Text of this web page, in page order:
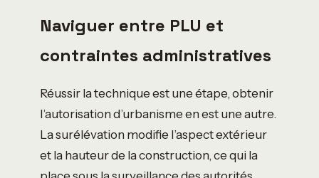
Naviguer entre PLU et
contraintes administratives
Réussir la technique est une étape, obtenir
l’autorisation d’urbanisme en est une autre.
La surélévation modifie l’aspect extérieur
et la hauteur de la construction, ce qui la